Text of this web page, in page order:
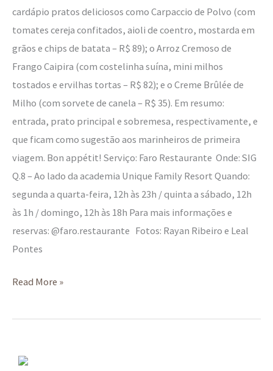
cardápio pratos deliciosos como Carpaccio de Polvo (com
tomates cereja confitados, aioli de coentro, mostarda em
grãos e chips de batata – R$ 89); o Arroz Cremoso de
Frango Caipira (com costelinha suína, mini milhos
tostados e ervilhas tortas – R$ 82); e o Creme Brûlée de
Milho (com sorvete de canela – R$ 35). Em resumo:
entrada, prato principal e sobremesa, respectivamente, e
que ficam como sugestão aos marinheiros de primeira
viagem. Bon appétit! Serviço: Faro Restaurante Onde: SIG
Q.8 – Ao lado da academia Unique Family Resort Quando:
segunda a quarta-feira, 12h às 23h / quinta a sábado, 12h
às 1h / domingo, 12h às 18h Para mais informações e
reservas: @faro.restaurante Fotos: Rayan Ribeiro e Leal
Pontes
Read More »